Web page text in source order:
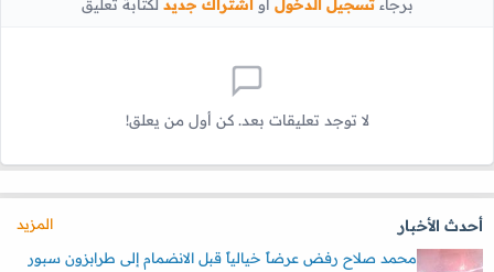
لا توجد تعليقات بعد. كن أول من يعلق!
أحدث الأخبار
المزيد
محمد صلاح رفض عرضاً خيالياً قبل الانضمام إلى طرابزون سبور